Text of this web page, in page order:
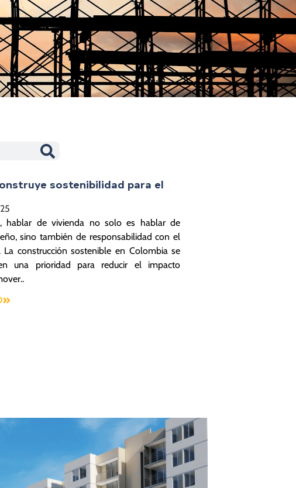
sostenibilidad para el
hablar de vivienda no solo es hablar de
sino también de responsabilidad con el
La construcción sostenible en Colombia se
una prioridad para reducir el impacto